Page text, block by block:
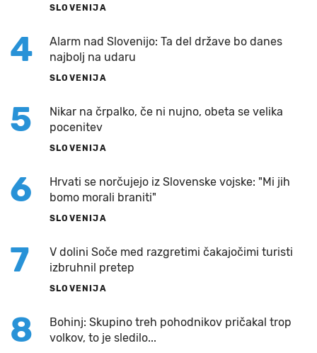
SLOVENIJA
4
Alarm nad Slovenijo: Ta del države bo danes
najbolj na udaru
SLOVENIJA
5
Nikar na črpalko, če ni nujno, obeta se velika
pocenitev
SLOVENIJA
6
Hrvati se norčujejo iz Slovenske vojske: "Mi jih
bomo morali braniti"
SLOVENIJA
7
V dolini Soče med razgretimi čakajočimi turisti
izbruhnil pretep
SLOVENIJA
8
Bohinj: Skupino treh pohodnikov pričakal trop
volkov, to je sledilo...